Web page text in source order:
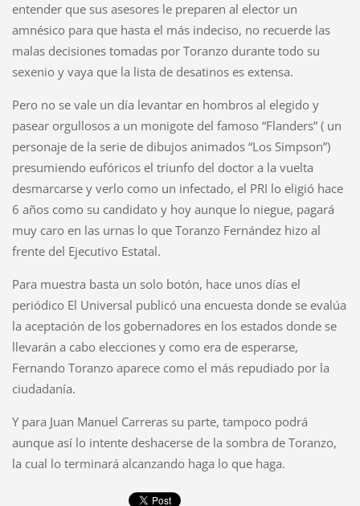
entender que sus asesores le preparen al elector un
amnésico para que hasta el más indeciso, no recuerde las
malas decisiones tomadas por Toranzo durante todo su
sexenio y vaya que la lista de desatinos es extensa.
Pero no se vale un día levantar en hombros al elegido y
pasear orgullosos a un monigote del famoso “Flanders” ( un
personaje de la serie de dibujos animados “Los Simpson”)
presumiendo eufóricos el triunfo del doctor a la vuelta
desmarcarse y verlo como un infectado, el PRI lo eligió hace
6 años como su candidato y hoy aunque lo niegue, pagará
muy caro en las urnas lo que Toranzo Fernández hizo al
frente del Ejecutivo Estatal.
Para muestra basta un solo botón, hace unos días el
periódico El Universal publicó una encuesta donde se evalúa
la aceptación de los gobernadores en los estados donde se
llevarán a cabo elecciones y como era de esperarse,
Fernando Toranzo aparece como el más repudiado por la
ciudadanía.
Y para Juan Manuel Carreras su parte, tampoco podrá
aunque así lo intente deshacerse de la sombra de Toranzo,
la cual lo terminará alcanzando haga lo que haga.